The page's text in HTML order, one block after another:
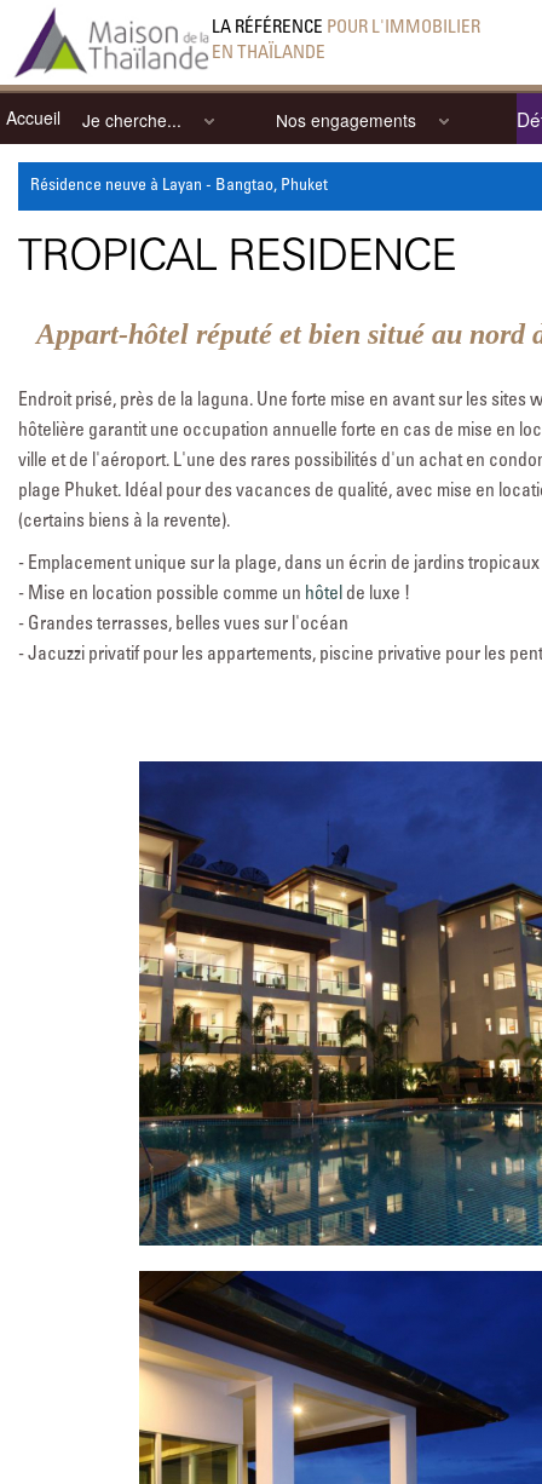
LA RÉFÉRENCE POUR L'IMMOBILIER
EN THAÏLANDE
Accueil Je cherche... Nos engagements
Résidence neuve à Layan - Bangtao, Phuket
TROPICAL RESIDENCE
Appart-hôtel réputé et bien situé au nord
Endroit prisé, près de la laguna. Une forte mise en avant sur les sites
hôtelière garantit une occupation annuelle forte en cas de mise en
ville et de l'aéroport. L'une des rares possibilités d'un achat en
plage Phuket. Idéal pour des vacances de qualité, avec mise en
(certains biens à la revente).
- Emplacement unique sur la plage, dans un écrin de jardins tropicaux
- Mise en location possible comme un hôtel de luxe !
- Grandes terrasses, belles vues sur l'océan
- Jacuzzi privatif pour les appartements, piscine privative pour les